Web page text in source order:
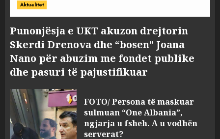
Aktualitet
Punonjësja e UKT akuzon drejtorin
Skerdi Drenova dhe “bosen” Joana
Nano për abuzim me fondet publike
dhe pasuri të pajustifikuar
FOTO/ Persona të maskuar
sulmuan “One Albania”,
ngjarja u fsheh. A u vodhën
serverat?